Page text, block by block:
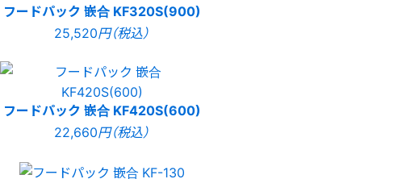
フードパック 嵌合 KF320S(900)
25,520円（税込）
フードパック 嵌合 KF420S(600)
22,660円（税込）